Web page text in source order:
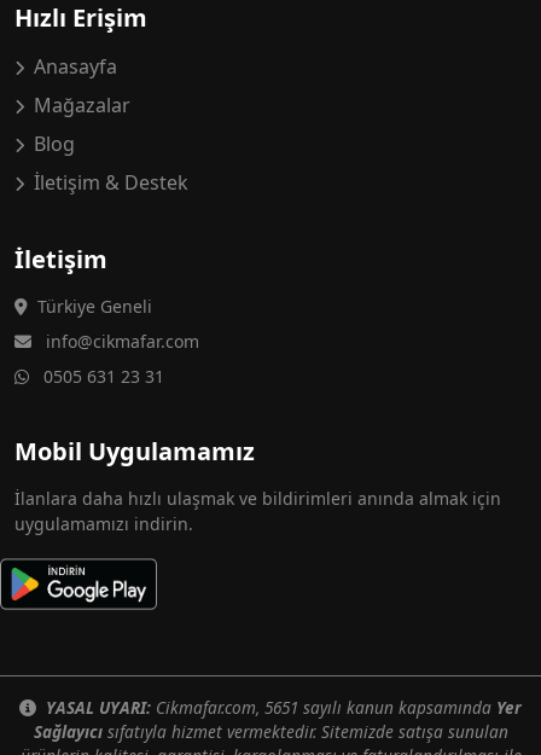
Hızlı Erişim
Anasayfa
Mağazalar
Blog
İletişim & Destek
İletişim
Türkiye Geneli
info@cikmafar.com
0505 631 23 31
Mobil Uygulamamız
İlanlara daha hızlı ulaşmak ve bildirimleri anında almak için
uygulamamızı indirin.
YASAL UYARI: Cikmafar.com, 5651 sayılı kanun kapsamında Yer
Sağlayıcısıfatıyla hizmet vermektedir. Sitemizde satışa sunulan